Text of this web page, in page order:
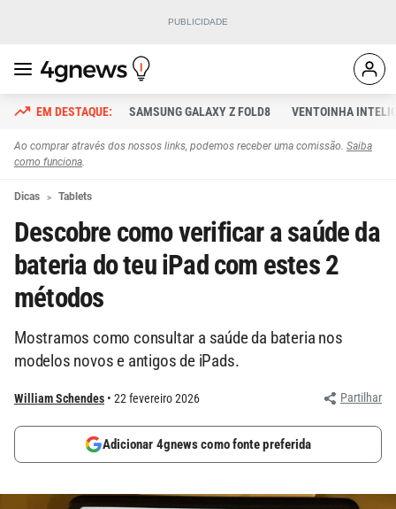
SAMSUNG GALAXY Z FOLD8 VENTOINHA
Ao comprar através dos nossos links, podemos receber uma comissão. Saiba
como funciona.
Dicas Tablets
Descobre como verificar a saúde da
bateria do teu iPad com estes 2
métodos
Mostramos como consultar a saúde da bateria nos
modelos novos e antigos de iPads.
William Schendes 22 fevereiro 2026 Partilhar
Adicionar 4gnews como fonte preferida